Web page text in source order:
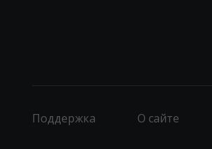
Поддержка О сайте